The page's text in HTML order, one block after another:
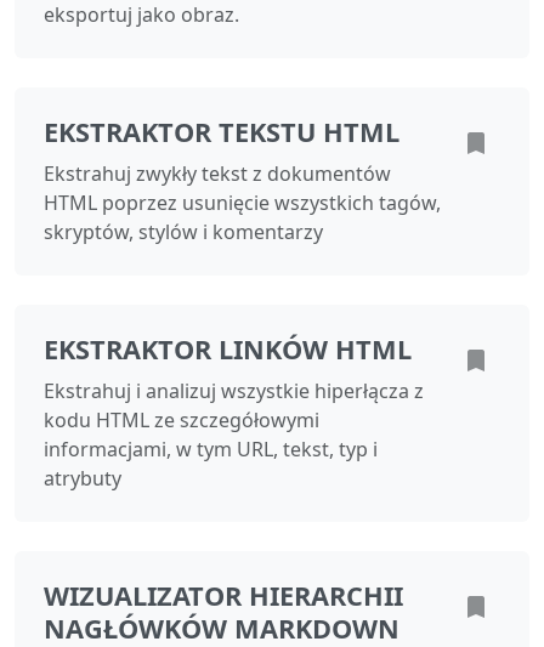
eksportuj jako obraz.
EKSTRAKTOR TEKSTU HTML
Ekstrahuj zwykły tekst z dokumentów
HTML poprzez usunięcie wszystkich tagów,
skryptów, stylów i komentarzy
EKSTRAKTOR LINKÓW HTML
Ekstrahuj i analizuj wszystkie hiperłącza z
kodu HTML ze szczegółowymi
informacjami, w tym URL, tekst, typ i
atrybuty
WIZUALIZATOR HIERARCHII
NAGŁÓWKÓW MARKDOWN